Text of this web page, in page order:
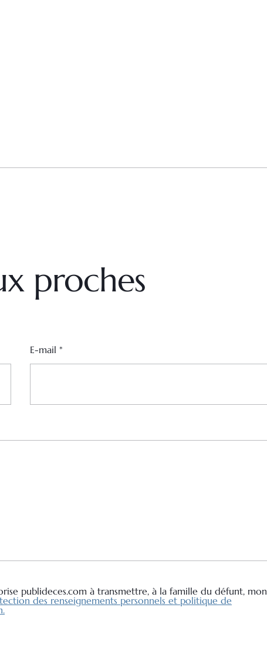
proches
publideces.com à transmettre, à la famille du défunt, mon
des renseignements personnels et politique de
E-mail *